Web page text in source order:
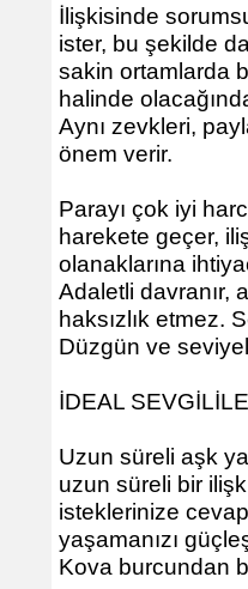
İlişkisinde
ister, bu şekilde
sakin ortamlarda
halinde
Aynı zevkleri,
önem verir.
Parayı çok iyi
harekete geçer,
olanaklarına
Adaletli davranır,
haksızlık etmez.
Düzgün ve
İDEAL
Uzun süreli aşk
uzun süreli bir
isteklerinize
yaşamanızı
Kova burcundan